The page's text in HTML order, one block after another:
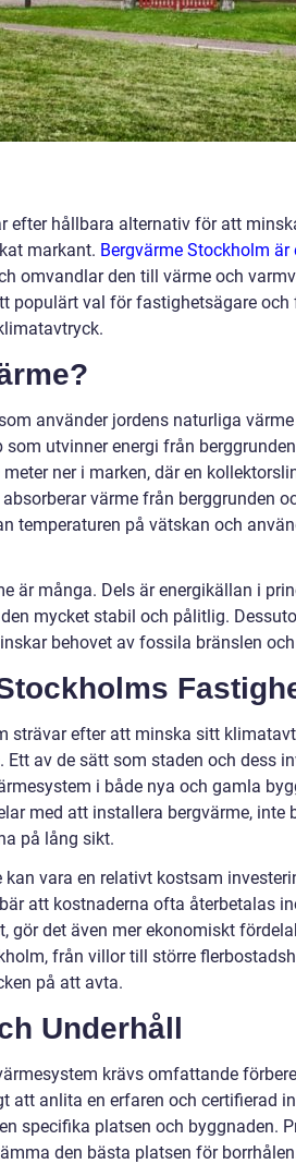
efter hållbara alternativ för att
markant. Bergvärme Stockholm
omvandlar den till värme och
populärt val för fastighetsägare
använder jordens naturliga
som utvinner energi från
ner i marken, där en
värme från berggrunden
temperaturen på vätskan och
är många. Dels är energikällan i
mycket stabil och pålitlig.
behovet av fossila bränslen
strävar efter att minska sitt
av de sätt som staden och dess
i både nya och gamla
med att installera bergvärme,
på lång sikt.
vara en relativt kostsam
att kostnaderna ofta återbetalas
gör det även mer ekonomiskt
från villor till större
på att avta.
Underhåll
krävs omfattande
att anlita en erfaren och certifierad
specifika platsen och byggnaden.
den bästa platsen för